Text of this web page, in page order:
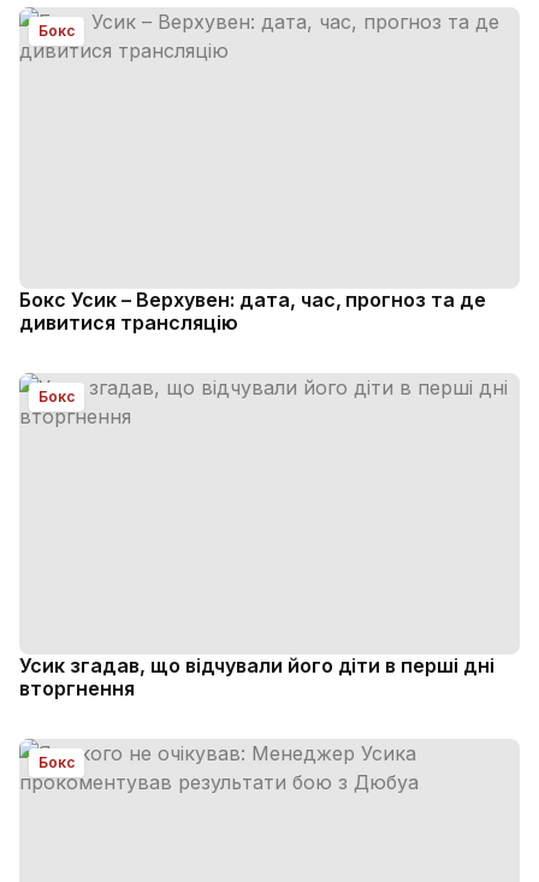
Бокс
Бокс Усик – Верхувен: дата, час, прогноз та де
дивитися трансляцію
Бокс
Усик згадав, що відчували його діти в перші дні
вторгнення
Бокс